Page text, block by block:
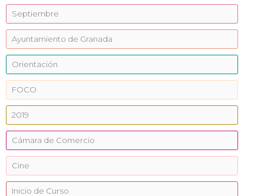
Septiembre
Ayuntamiento de Granada
Orientación
FOCO
2019
Cámara de Comercio
Cine
Inicio de Curso